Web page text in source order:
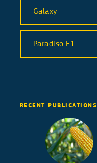
Galaxy
Paradiso F1
RECENT PUBLICATIONS